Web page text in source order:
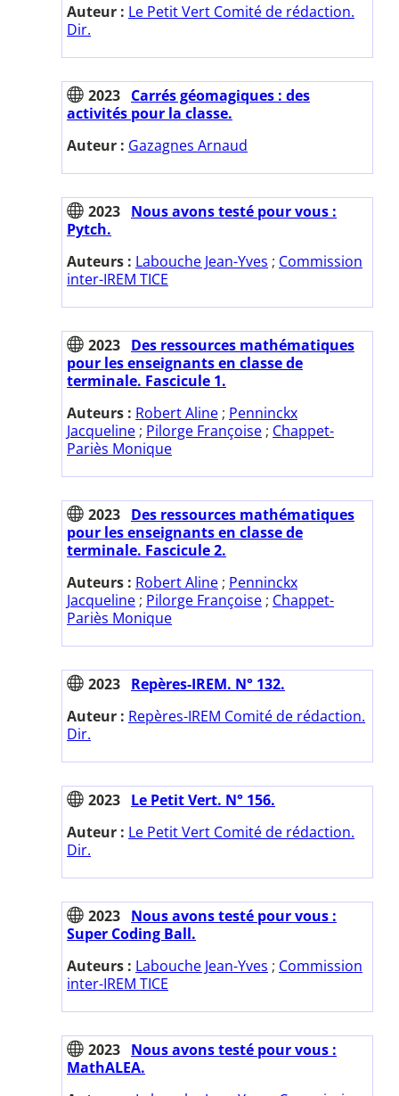
Auteur : Le Petit Vert Comité de rédaction.
Dir.
2023 Carrés géomagiques : des
activités pour la classe.
Auteur : Gazagnes Arnaud
2023 Nous avons testé pour vous :
Pytch.
Auteurs : Labouche Jean-Yves ; Commission
inter-IREM TICE
2023 Des ressources mathématiques
pour les enseignants en classe de
terminale. Fascicule 1.
Auteurs : Robert Aline ; Penninckx
Jacqueline ; Pilorge Françoise ; Chappet-
Pariès Monique
2023 Des ressources mathématiques
pour les enseignants en classe de
terminale. Fascicule 2.
Auteurs : Robert Aline ; Penninckx
Jacqueline ; Pilorge Françoise ; Chappet-
Pariès Monique
2023 Repères-IREM. N° 132.
Auteur : Repères-IREM Comité de rédaction.
Dir.
2023 Le Petit Vert. N° 156.
Auteur : Le Petit Vert Comité de rédaction.
Dir.
2023 Nous avons testé pour vous :
Super Coding Ball.
Auteurs : Labouche Jean-Yves ; Commission
inter-IREM TICE
2023 Nous avons testé pour vous :
MathALEA.